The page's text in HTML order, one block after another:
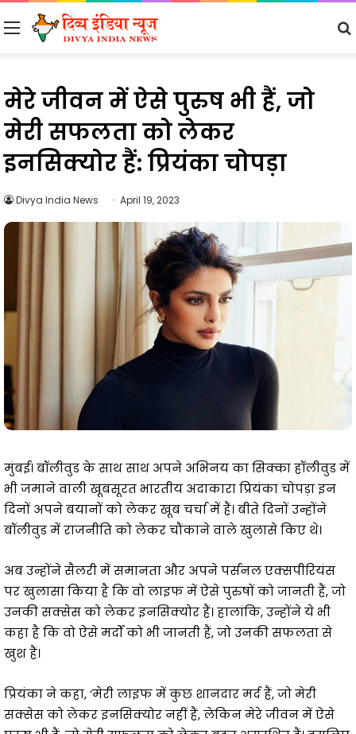
Menu
मेरे जीवन में ऐसे पुरुष भी हैं, जो
मेरी सफलता को लेकर
इनसिक्योर हैं: प्रियंका चोपड़ा
Divya India News April 19, 2023
मुंबई। बॉलीवुड के साथ साथ अपने अभिनय का सिक्का हॉलीवुड में
भी जमाने वाली खूबसूरत भारतीय अदाकारा प्रियंका चोपड़ा इन
दिनों अपने बयानों को लेकर खूब चर्चा में हैं। बीते दिनों उन्होंने
बॉलीवुड में राजनीति को लेकर चौंकाने वाले खुलासे किए थे।
अब उन्होंने सैलरी में समानता और अपने पर्सनल एक्सपीरियंस
पर खुलासा किया है कि वो लाइफ में ऐसे पुरुषों को जानती हैं, जो
उनकी सक्सेस को लेकर इनसिक्योर हैं। हालांकि, उन्होंने ये भी
कहा है कि वो ऐसे मर्दों को भी जानती हैं, जो उनकी सफलता से
खुश हैं।
प्रियंका ने कहा, ‘मेरी लाइफ में कुछ शानदार मर्द हैं, जो मेरी
सक्सेस को लेकर इनसिक्योर नहीं हैं, लेकिन मेरे जीवन में ऐसे